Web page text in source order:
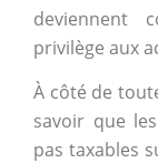
deviennent
privilège aux
À côté de
savoir que
pas taxables